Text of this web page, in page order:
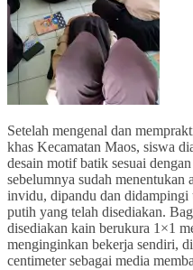
Setelah mengenal dan
khas Kecamatan Maos, siswa
desain motif batik sesuai
sebelumnya sudah menentukan
invidu, dipandu dan
putih yang telah disediakan.
disediakan kain berukura 1×1
menginginkan bekerja sendiri,
centimeter sebagai media